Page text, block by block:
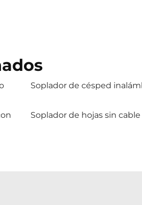
Soplador de césped
Soplador de hojas sin cable